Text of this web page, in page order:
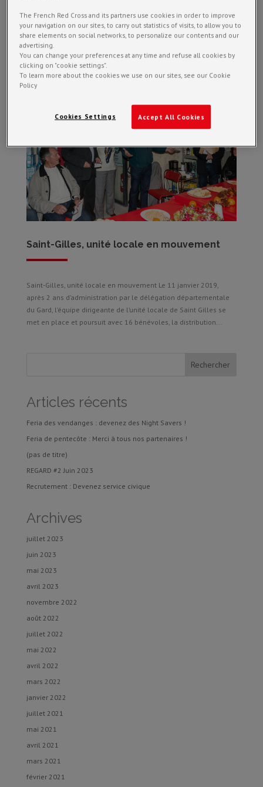
structures sur le département, l’unité locale de Saint-Ambroix a
activement participé à la collecte alimentaire organisée du 29
novembre au 1er décembre. Nos bénévoles se sont activement
mobilisés...
Saint-Gilles, unité locale en mouvement
Saint-Gilles, unité locale en mouvement Le 11 janvier 2019,
après 2 ans d’administration par le délégation départementale
du Gard, l’équipe dirigeante de l’unité locale de Saint Gilles se
met en place et poursuit avec 16 bénévoles, la distribution...
Articles récents
Feria des vendanges : devenez des Night Savers !
Feria de pentecôte : Merci à tous nos partenaires !
(pas de titre)
REGARD #2 Juin 2023
Recrutement : Devenez service civique
Archives
juillet 2023
juin 2023
mai 2023
avril 2023
novembre 2022
août 2022
juillet 2022
mai 2022
avril 2022
mars 2022
janvier 2022
juillet 2021
mai 2021
avril 2021
mars 2021
février 2021
The French Red Cross and its partners use cookies in order to improve
your navigation on our sites, to carry out statistics of visits, to allow you to
share elements on social networks, to personalize our contents and our
advertising.
You can change your preferences at any time and refuse all cookies by
clicking on "cookie settings".
To learn more about the cookies we use on our sites, see our Cookie
Policy
Accept All Cookies
Cookies Settings